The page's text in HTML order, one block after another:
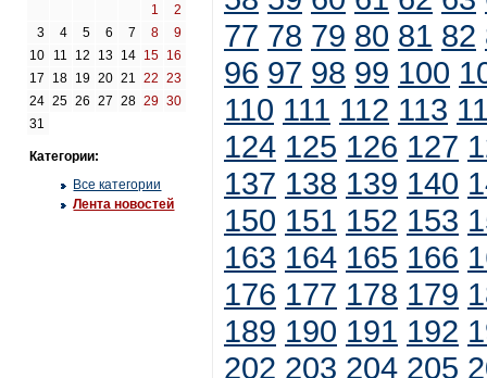
1
2
3
4 5 6 7 8
9
10
11 12 13 14 15 16
17
18 19 20 21 22
23
24 25 26 27 28 29 30
31
Категории:
Все категории
Лента новостей
77 78 79 80 81 82
96 97 98 99 100
110 111 112 113
124 125 126 127
137 138 139 140
150 151 152 153
163 164 165 166
176 177 178 179
189 190 191 192
202 203 204 205